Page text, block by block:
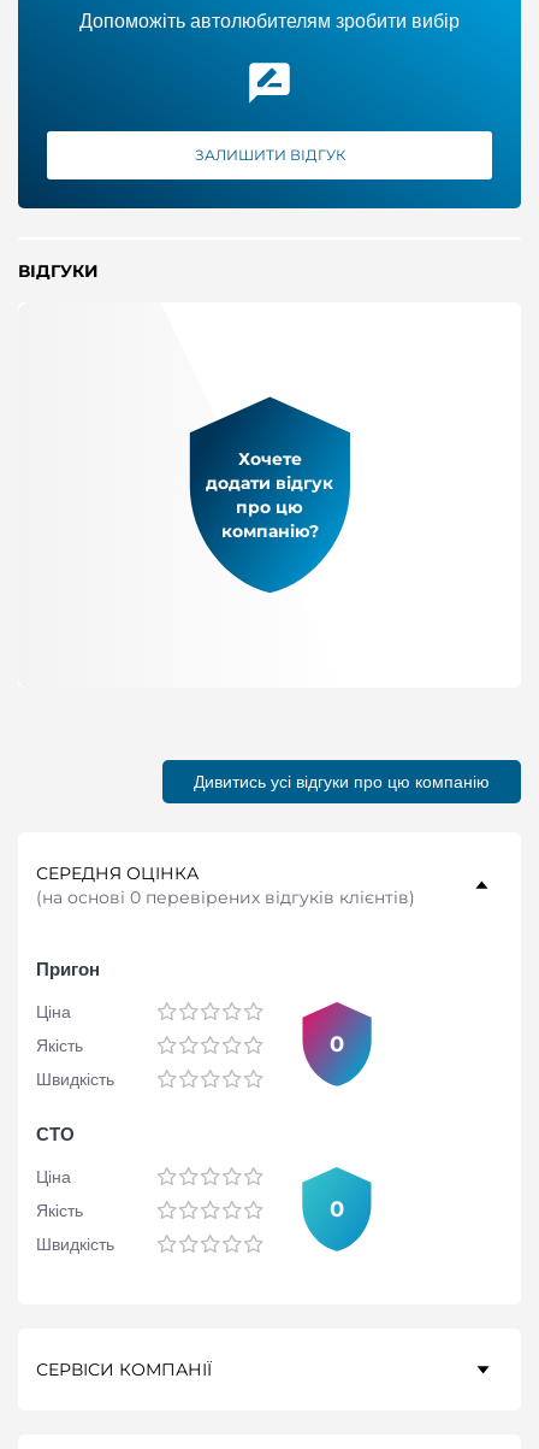
Допоможіть автолюбителям зробити вибір
ЗАЛИШИТИ ВІДГУК
ВІДГУКИ
Хочете
додати відгук
про цю
компанію?
Дивитись усі відгуки про цю компанію
СЕРЕДНЯ ОЦІНКА
(на основі 0 перевірених відгуків клієнтів)
Пригон
Ціна
Якість
Швидкість
0
СТО
Ціна
Якість
Швидкість
0
СЕРВІСИ КОМПАНІЇ